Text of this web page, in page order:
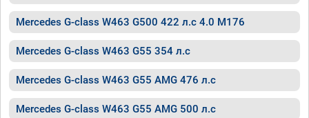
Mercedes G-class W463 G500 422 л.с 4.0 M176
Mercedes G-class W463 G55 354 л.с
Mercedes G-class W463 G55 AMG 476 л.с
Mercedes G-class W463 G55 AMG 500 л.с